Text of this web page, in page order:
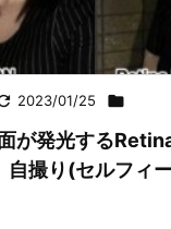
2023/01/25 
が発光する
自撮り(セルフィ